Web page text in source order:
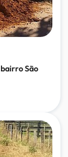
São